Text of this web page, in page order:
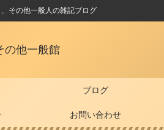
その他一般人の雑記ブログ
の他一般館
ブログ
お問い合わせ